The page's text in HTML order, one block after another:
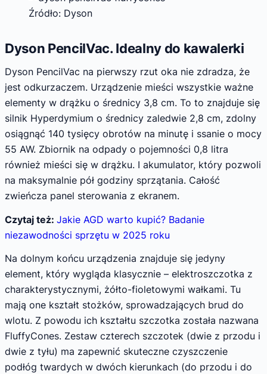
Źródło: Dyson
Dyson PencilVac. Idealny do kawalerki
Dyson PencilVac na pierwszy rzut oka nie zdradza, że
jest odkurzaczem. Urządzenie mieści wszystkie ważne
elementy w drążku o średnicy 3,8 cm. To to znajduje się
silnik Hyperdymium o średnicy zaledwie 2,8 cm, zdolny
osiągnąć 140 tysięcy obrotów na minutę i ssanie o mocy
55 AW. Zbiornik na odpady o pojemności 0,8 litra
również mieści się w drążku. I akumulator, który pozwoli
na maksymalnie pół godziny sprzątania. Całość
zwieńcza panel sterowania z ekranem.
Czytaj też: Jakie AGD warto kupić? Badanie
niezawodności sprzętu w 2025 roku
Na dolnym końcu urządzenia znajduje się jedyny
element, który wygląda klasycznie – elektroszczotka z
charakterystycznymi, żółto-fioletowymi wałkami. Tu
mają one kształt stożków, sprowadzających brud do
wlotu. Z powodu ich kształtu szczotka została nazwana
FluffyCones. Zestaw czterech szczotek (dwie z przodu i
dwie z tyłu) ma zapewnić skuteczne czyszczenie
podłóg twardych w dwóch kierunkach (do przodu i do